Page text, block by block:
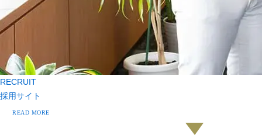
RECRUIT
採用サイト
READ MORE